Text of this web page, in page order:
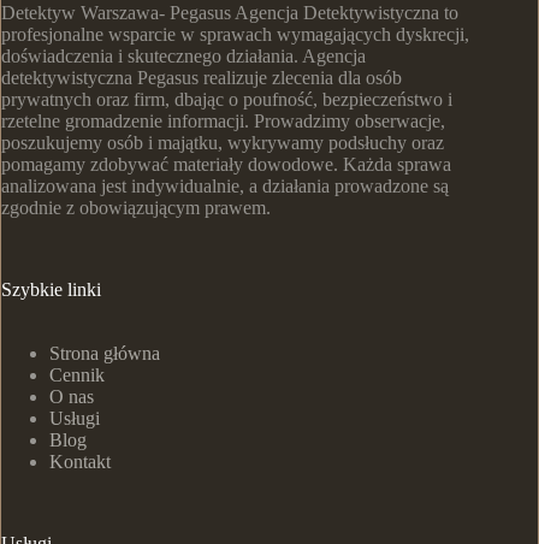
Detektyw Warszawa- Pegasus Agencja Detektywistyczna to
profesjonalne wsparcie w sprawach wymagających dyskrecji,
doświadczenia i skutecznego działania. Agencja
detektywistyczna Pegasus realizuje zlecenia dla osób
prywatnych oraz firm, dbając o poufność, bezpieczeństwo i
rzetelne gromadzenie informacji. Prowadzimy obserwacje,
poszukujemy osób i majątku, wykrywamy podsłuchy oraz
pomagamy zdobywać materiały dowodowe. Każda sprawa
analizowana jest indywidualnie, a działania prowadzone są
zgodnie z obowiązującym prawem.
Szybkie linki
Strona główna
Cennik
O nas
Usługi
Blog
Kontakt